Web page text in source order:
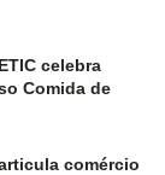
celebra
Comida de
comércio